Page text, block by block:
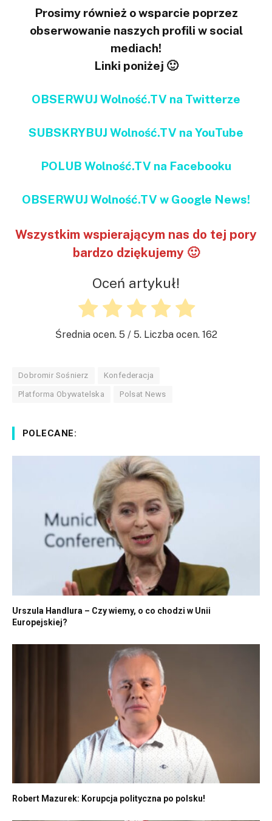
Prosimy również o wsparcie poprzez
obserwowanie naszych profili w social
mediach!
Linki poniżej 🙂
OBSERWUJ Wolność.TV na Twitterze
SUBSKRYBUJ Wolność.TV na YouTube
POLUB Wolność.TV na Facebooku
OBSERWUJ Wolność.TV w Google News!
Wszystkim wspierającym nas do tej pory
bardzo dziękujemy 🙂
Oceń artykuł!
Średnia ocen. 5 / 5. Liczba ocen. 162
Dobromir Sośnierz Konfederacja
Platforma Obywatelska Polsat News
POLECANE:
Urszula Handlura – Czy wiemy, o co chodzi w Unii
Europejskiej?
Robert Mazurek: Korupcja polityczna po polsku!